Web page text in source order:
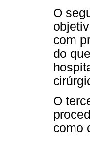
O
com
do
O
como